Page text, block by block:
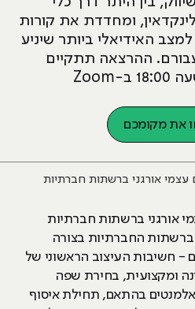
ומחדדת את קורות
האידיאלי ביותר שיניע
ההרצאה תתקיים
את מקומכם
עצמי אורגני ברשתות חברתיות
אורגני ברשתות חברתיות
החברתיות בצורה
- חשיבות העיצוב הראשוני של
ומקצועית, בחירת שפה
בהתאם, תחילת איסוף